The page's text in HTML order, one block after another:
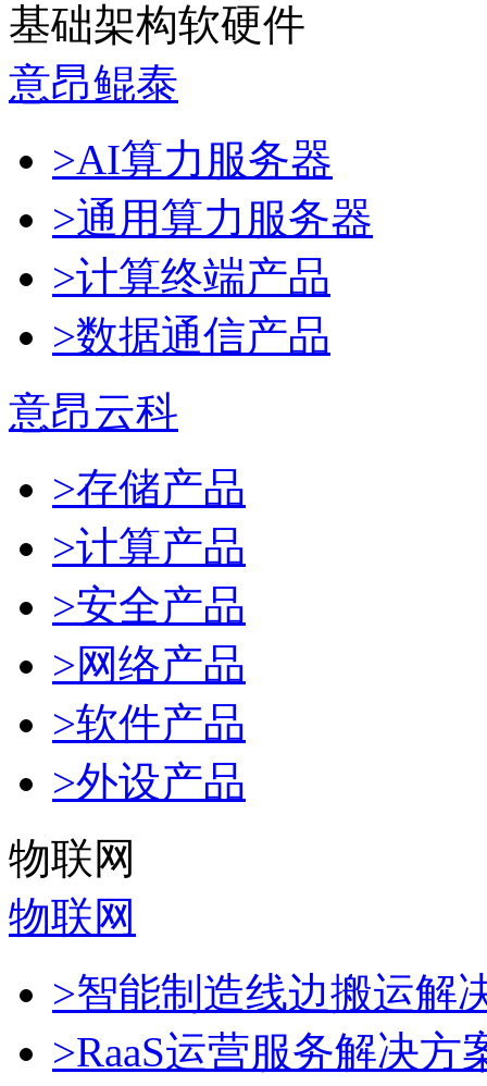
基础架构软硬件
意昂鲲泰
>AI算力服务器
>通用算力服务器
>计算终端产品
>数据通信产品
意昂云科
>存储产品
>计算产品
>安全产品
>网络产品
>软件产品
>外设产品
物联网
物联网
>智能制造线边搬运解
>RaaS运营服务解决方